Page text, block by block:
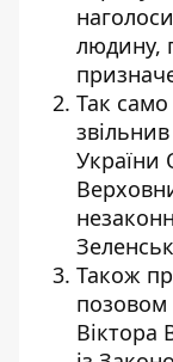
людину,
Так
України
Також
позовом
Віктора